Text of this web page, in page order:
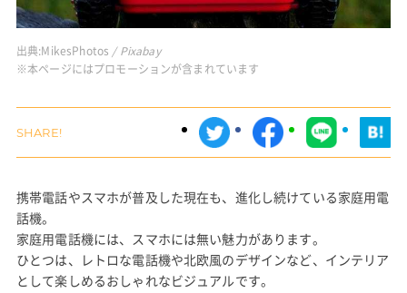
出典:MikesPhotos / Pixabay
※本ページにはプロモーションが含まれています
携帯電話やスマホが普及した現在も、進化し続けている家庭用電
話機。
家庭用電話機には、スマホには無い魅力があります。
ひとつは、レトロな電話機や北欧風のデザインなど、インテリア
として楽しめるおしゃれなビジュアルです。